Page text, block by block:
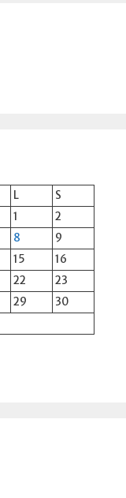
L
S
1
2
8
9
15
16
22
23
29
30